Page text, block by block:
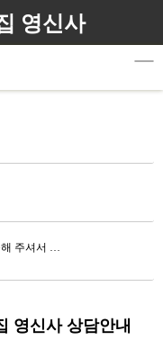
영신사
해 주셔서 …